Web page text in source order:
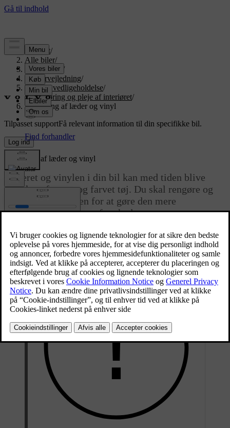
Support/
Alle biler/
EX90 2026 /
Brugervejledning/
Pleje og vedligeholdelse/
Rengøring og pleje af interiøret/
Rengøring af læder og vinyl
Tilpasset supportFå relevant information til din specifikke bil.
Log ind
Opdateret 31.10.2025
Rengøring af læder og vinyl
Læderet og vinylen i din bil kan med tiden blive
påvirket af snavs og farvet tøj. Du skal rengøre og
behandle overfladen for at gøre den mere
modstandsdygtig over for skader.
Disse anbefalinger for rengøring af læder gælder kun for ægte læder.